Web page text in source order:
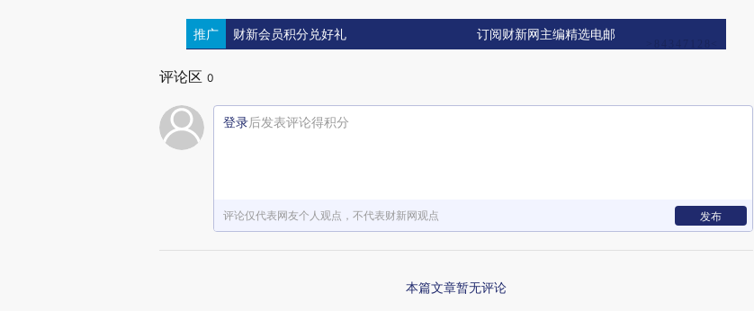
推广 财新会员积分兑好礼 订阅财新网主编精选电邮
评论区 0
登录后发表评论得积分
评论仅代表网友个人观点，不代表财新网观点 发布
本篇文章暂无评论